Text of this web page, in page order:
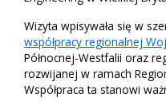
Wizyta wpisywała się w
współpracy regionalnej
Północnej-Westfalii oraz
rozwijanej w ramach
Współpraca ta stanowi